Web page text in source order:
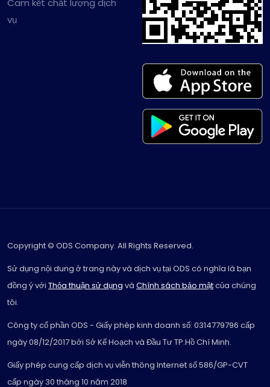
Cam kết chất lượng dịch
vụ
Copyright © ODS Company. All Rights Reserved.
Sử dụng nội dung ở trang này và dịch vụ tại ODS có nghĩa là bạn
đồng ý với Thỏa thuận sử dụng và Chính sách bảo mậtcủa chúng
tôi.
Công ty cổ phần ODS - Giấy phép kinh doanh số: 0314779796 cấp
ngày 08/12/2017 bởi Sở Kế Hoạch và Đầu Tư TP.Hồ Chí Minh.
Giấy phép cung cấp dịch vụ viễn thông Internet số 586/GP-CVT
cấp ngày 30 tháng 10 năm 2018